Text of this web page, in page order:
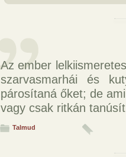
Az ember
szarvasmarhái és
párosítaná őket; de
vagy csak ritkán
Talmud